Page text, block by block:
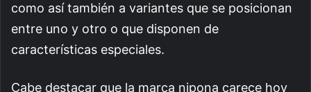
como así también a variantes que se posicionan
entre uno y otro o que disponen de
características especiales.
Cabe destacar que la marca nipona carece hoy